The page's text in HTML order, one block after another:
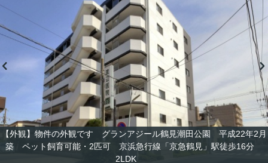
【外観】物件の外観です グランアジール鶴見潮田公園 平成22年2月
築 ペット飼育可能・2匹可 京浜急行線「京急鶴見」駅徒歩16分
2LDK